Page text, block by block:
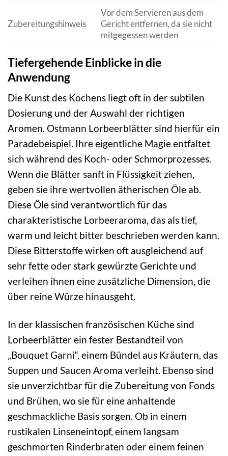
Zubereitungshinweis
Vor dem Servieren aus dem
Gericht entfernen, da sie nicht
mitgegessen werden
Tiefergehende Einblicke in die
Anwendung
Die Kunst des Kochens liegt oft in der subtilen
Dosierung und der Auswahl der richtigen
Aromen. Ostmann Lorbeerblätter sind hierfür ein
Paradebeispiel. Ihre eigentliche Magie entfaltet
sich während des Koch- oder Schmorprozesses.
Wenn die Blätter sanft in Flüssigkeit ziehen,
geben sie ihre wertvollen ätherischen Öle ab.
Diese Öle sind verantwortlich für das
charakteristische Lorbeeraroma, das als tief,
warm und leicht bitter beschrieben werden kann.
Diese Bitterstoffe wirken oft ausgleichend auf
sehr fette oder stark gewürzte Gerichte und
verleihen ihnen eine zusätzliche Dimension, die
über reine Würze hinausgeht.
In der klassischen französischen Küche sind
Lorbeerblätter ein fester Bestandteil von
„Bouquet Garni“, einem Bündel aus Kräutern, das
Suppen und Saucen Aroma verleiht. Ebenso sind
sie unverzichtbar für die Zubereitung von Fonds
und Brühen, wo sie für eine anhaltende
geschmackliche Basis sorgen. Ob in einem
rustikalen Linseneintopf, einem langsam
geschmorten Rinderbraten oder einem feinen